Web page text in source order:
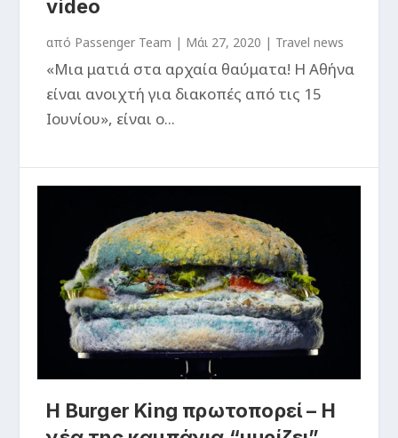
video
από Passenger Team | Μάι 27, 2020 | Travel news
«Μια ματιά στα αρχαία θαύματα! Η Αθήνα
είναι ανοιχτή για διακοπές από τις 15
Ιουνίου», είναι ο...
Η Burger King πρωτοπορεί – Η